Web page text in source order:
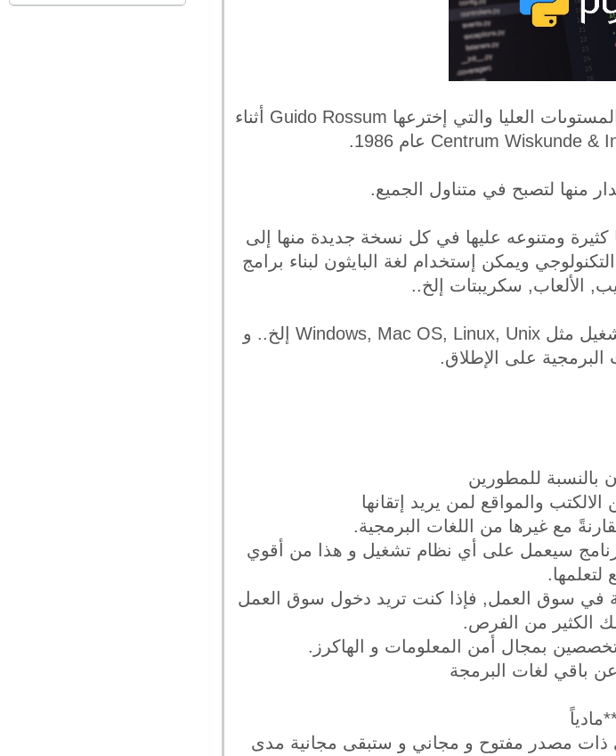
تكتب بايثون باللغة العربية و هي لغة برمجية من المستوىات العليا والتي إخترعها Guido Rossum أثناء
منها لتصبح في متناول الجميع.
ومتنوعه عليها في كل نسخة جديدة منها إلى
ويمكن إستخدام لغة البايثون لبناء برامج
الألعاب, سكريبتات إلخ..
لغة البايثون تعمل على أفضل و أقوي أنظمة التشغيل مثل Windows, Mac OS, Linux, Unix إلخ.. و
البرمجية على الإطلاق.
بالنسبة للمطورين
والمواقع لمن يريد إتقانها
مع غيرها من اللغات البرمجية.
سيعمل على أي نظام تشغيل و هذا من أقوي
لتعلمها.
في سوق العمل, فإذا كنت تريد دخول سوق العمل
الكثير من الفرص.
بمجال أمن المعلومات و الهاكرز.
باقي لغات البرمجة
ذات مصدر مفتوح و مجاني و ستبقى مجانية مدى